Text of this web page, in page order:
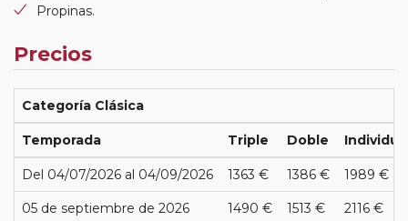
Propinas.
Precios
Categoría Clásica
Temporada Triple Doble
Del 04/07/2026 al 04/09/2026 1363 € 1386 € 1989 €
05 de septiembre de 2026 1490 € 1513 € 2116 €